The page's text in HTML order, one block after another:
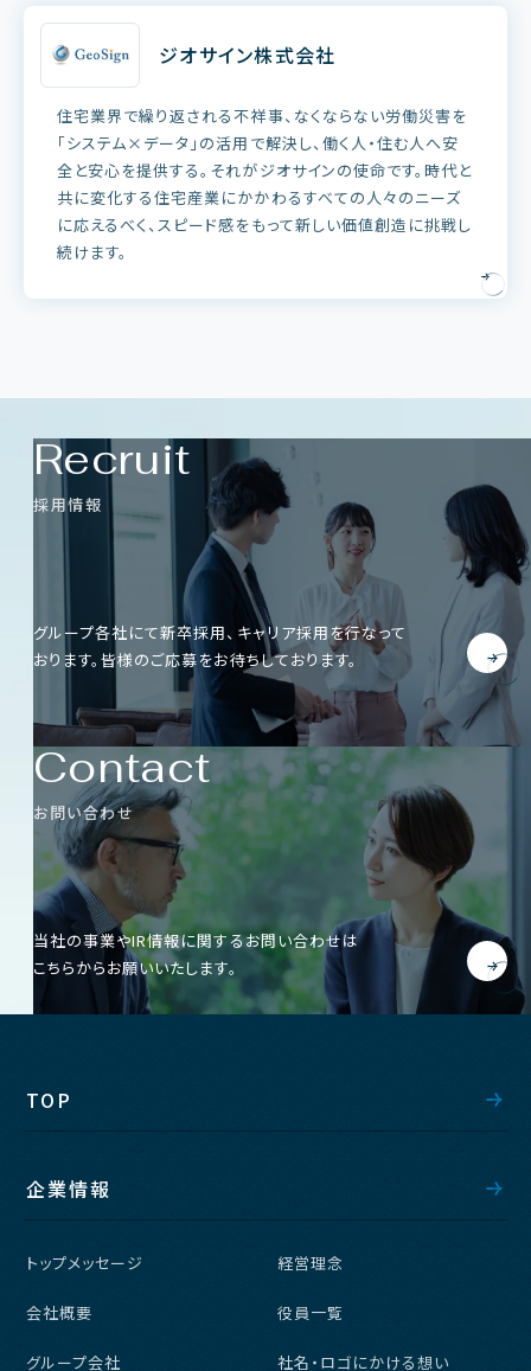
ジオサイン株式会社
住宅業界で繰り返される不祥事、なくならない労働災害を
「システム×データ」の活用で解決し、働く人・住む人へ安
全と安心を提供する。それがジオサインの使命です。時代と
共に変化する住宅産業にかかわるすべての人々のニーズ
に応えるべく、スピード感をもって新しい価値創造に挑戦し
続けます。
Recruit
採用情報
グループ各社にて新卒採用、キャリア採用を行なって
おります。皆様のご応募をお待ちしております。
Contact
お問い合わせ
当社の事業やIR情報に関するお問い合わせは
こちらからお願いいたします。
TOP
企業情報
トップメッセージ 経営理念
会社概要 役員一覧
グループ会社 社名・ロゴにかける想い